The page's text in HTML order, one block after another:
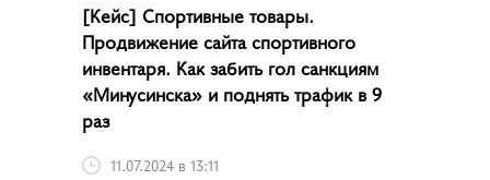
[Кейс] Спортивные товары.
Продвижение сайта спортивного
инвентаря. Как забить гол санкциям
«Минусинска» и поднять трафик в 9
раз
11.07.2024 в 13:11